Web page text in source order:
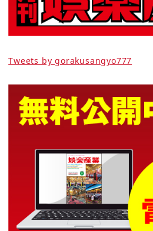
Tweets by gorakusangyo777